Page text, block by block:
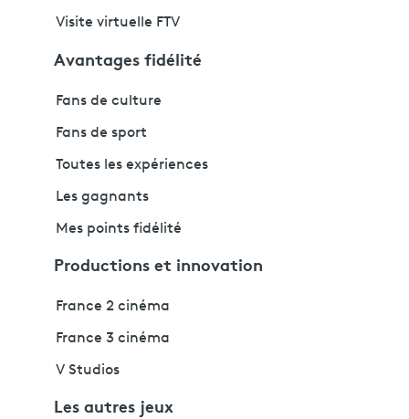
Visite virtuelle FTV
Avantages fidélité
Fans de culture
Fans de sport
Toutes les expériences
Les gagnants
Mes points fidélité
Productions et innovation
France 2 cinéma
France 3 cinéma
V Studios
Les autres jeux